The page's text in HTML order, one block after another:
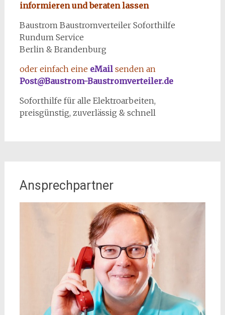
informieren und beraten lassen
Baustrom Baustromverteiler Soforthilfe
Rundum Service
Berlin & Brandenburg
oder einfach eine eMailsenden an
Post@Baustrom-Baustromverteiler.de
Soforthilfe für alle Elektroarbeiten,
preisgünstig, zuverlässig & schnell
Ansprechpartner